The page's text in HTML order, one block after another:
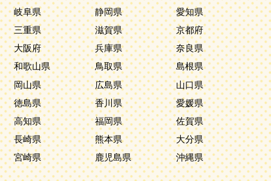
岐阜県
静岡県
愛知県
三重県
滋賀県
京都府
大阪府
兵庫県
奈良県
和歌山県
鳥取県
島根県
岡山県
広島県
山口県
徳島県
香川県
愛媛県
高知県
福岡県
佐賀県
長崎県
熊本県
大分県
宮崎県
鹿児島県 沖縄県